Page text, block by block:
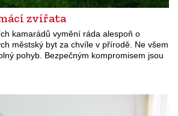
zvířata
kamarádů vymění ráda alespoň o
městský byt za chvíle v přírodě. Ne všem
pohyb. Bezpečným kompromisem jsou